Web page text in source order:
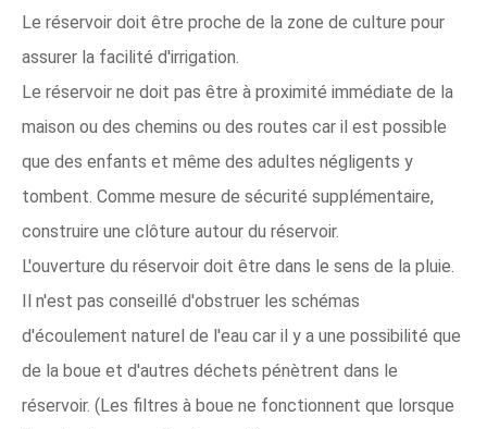
Le réservoir doit être proche de la zone de culture pour
assurer la facilité d'irrigation.
Le réservoir ne doit pas être à proximité immédiate de la
maison ou des chemins ou des routes car il est possible
que des enfants et même des adultes négligents y
tombent. Comme mesure de sécurité supplémentaire,
construire une clôture autour du réservoir.
L'ouverture du réservoir doit être dans le sens de la pluie.
Il n'est pas conseillé d'obstruer les schémas
d'écoulement naturel de l'eau car il y a une possibilité que
de la boue et d'autres déchets pénètrent dans le
réservoir. (Les filtres à boue ne fonctionnent que lorsque